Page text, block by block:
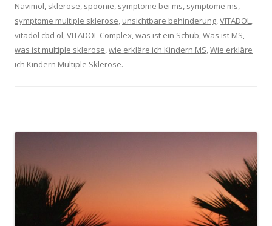
Navimol, sklerose, spoonie, symptome bei ms, symptome ms,
symptome multiple sklerose, unsichtbare behinderung,VITADOL,
vitadol cbd öl,VITADOL Complex,was ist ein Schub,Was ist MS,
was ist multiple sklerose,wie erkläre ich Kindern MS,Wie erkläre
ich Kindern Multiple Sklerose.